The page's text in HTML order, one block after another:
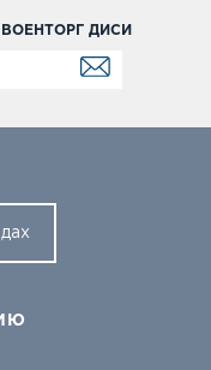
ДИСИ